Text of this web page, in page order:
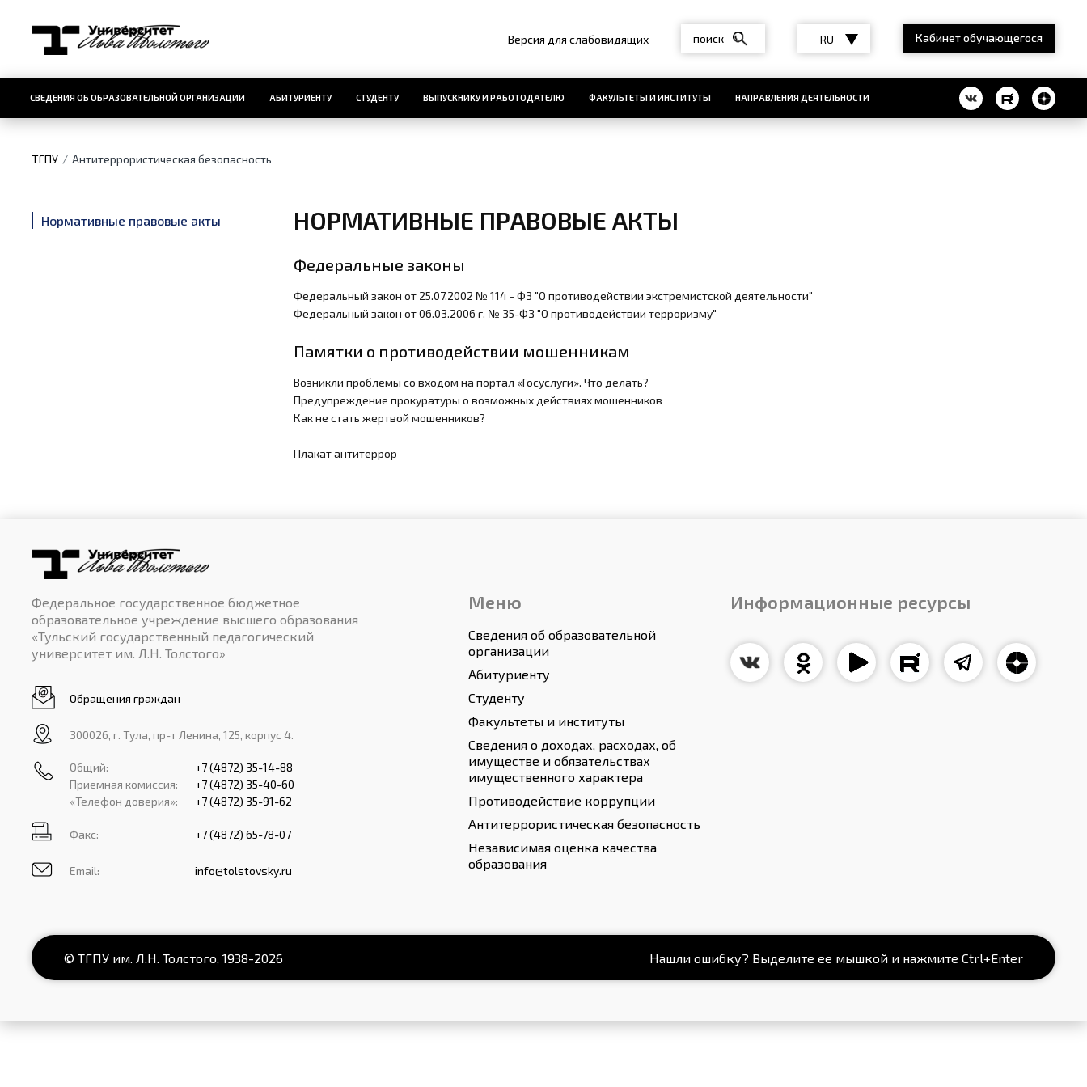
Версия для слабовидящих RU Кабинет обучающегося
СВЕДЕНИЯ ОБ ОБРАЗОВАТЕЛЬНОЙ ОРГАНИЗАЦИИ АБИТУРИЕНТУ СТУДЕНТУ ВЫПУСКНИКУ И РАБОТОДАТЕЛЮ ФАКУЛЬТЕТЫ И ИНСТИТУТЫ НАПРАВЛЕНИЯ ДЕЯТЕЛЬНОСТИ
ТГПУ Антитеррористическая безопасность
Нормативные правовые акты НОРМАТИВНЫЕ ПРАВОВЫЕ АКТЫ
Федеральные законы
Федеральный закон от 25.07.2002 № 114 - ФЗ "О противодействии экстремистской деятельности"
Федеральный закон от 06.03.2006 г. № 35-ФЗ "О противодействии терроризму"
Памятки о противодействии мошенникам
Возникли проблемы со входом на портал «Госуслуги». Что делать?
Предупреждение прокуратуры о возможных действиях мошенников
Как не стать жертвой мошенников?
Плакат антитеррор
Федеральное государственное бюджетное
образовательное учреждение высшего образования
«Тульский государственный педагогический
университет им. Л.Н. Толстого»
Обращения граждан
300026, г. Тула, пр-т Ленина, 125, корпус 4.
Общий:
+7 (4872) 35-14-88
Приемная комиссия:
+7 (4872) 35-40-60
«Телефон доверия»:
+7 (4872) 35-91-62
Факс: +7 (4872) 65-78-07
Email: info@tolstovsky.ru
Меню
Сведения об образовательной
организации
Абитуриенту
Студенту
Факультеты и институты
Сведения о доходах, расходах, об
имуществе и обязательствах
имущественного характера
Противодействие коррупции
Антитеррористическая безопасность
Независимая оценка качества
образования
Информационные ресурсы
© ТГПУ им. Л.Н. Толстого, 1938-2026 Нашли ошибку? Выделите ее мышкой и нажмите Ctrl+Enter